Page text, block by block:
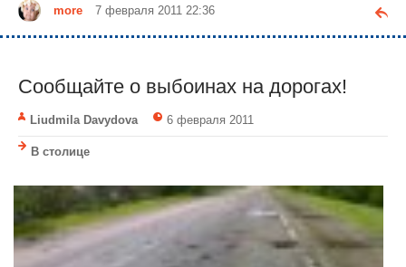
more 7 февраля 2011 22:36
Сообщайте о выбоинах на дорогах!
Liudmila Davydova 6 февраля 2011
В столице